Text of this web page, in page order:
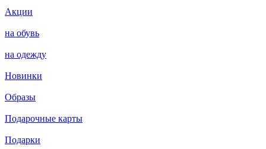
Акции
на обувь
на одежду
Новинки
Образы
Подарочные карты
Подарки